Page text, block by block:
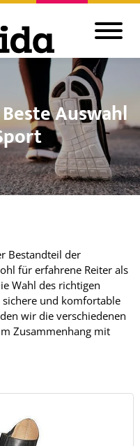
Auswahl
Bestandteil der
für erfahrene Reiter als
Wahl des richtigen
und komfortable
wir die verschiedenen
Zusammenhang mit